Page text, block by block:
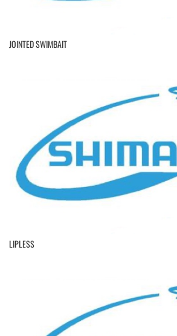
JOINTED SWIMBAIT
LIPLESS